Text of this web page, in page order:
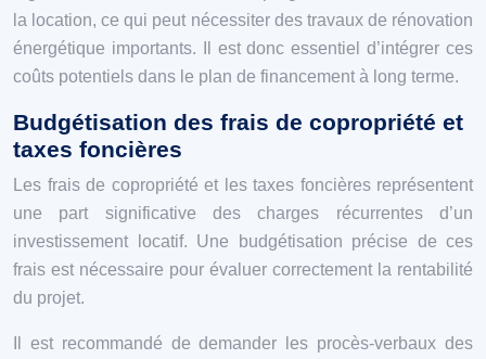
la location, ce qui peut nécessiter des travaux de rénovation
énergétique importants. Il est donc essentiel d’intégrer ces
coûts potentiels dans le plan de financement à long terme.
Budgétisation des frais de copropriété et
taxes foncières
Les frais de copropriété et les taxes foncières représentent
une part significative des charges récurrentes d’un
investissement locatif. Une budgétisation précise de ces
frais est nécessaire pour évaluer correctement la rentabilité
du projet.
Il est recommandé de demander les procès-verbaux des